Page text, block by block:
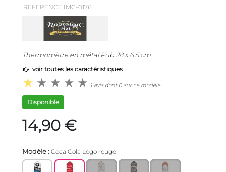
REFERENCE IMC-0176
Thermomètre en métal Pub 28 x 6.5 cm
voir toutes les caractéristiques
1 avis dont 0 sur ce modèle
Disponible
14,90 €
Modèle : Coca Cola Logo rouge